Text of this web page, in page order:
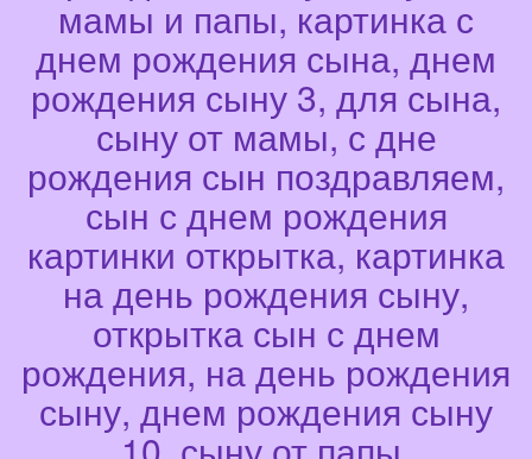
мамы и папы, картинка с
днем рождения сына, днем
рождения сыну 3, для сына,
сыну от мамы, с дне
рождения сын поздравляем,
сын с днем рождения
картинки открытка, картинка
на день рождения сыну,
открытка сын с днем
рождения, на день рождения
сыну, днем рождения сыну